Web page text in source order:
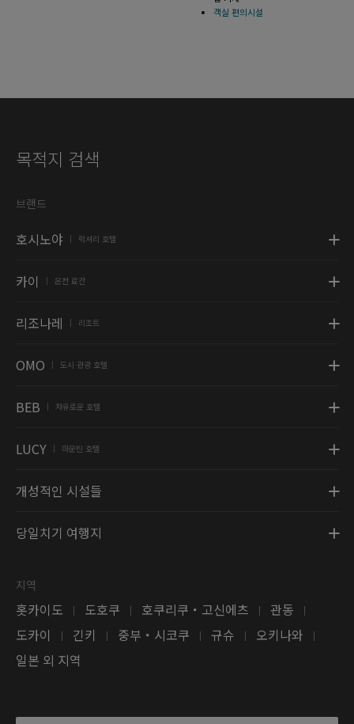
객실 편의시설
목적지 검색
브랜드
호시노야 럭셔리 호텔
카이 온천 료칸
리조나레 리조트
OMO 도시 관광 호텔
BEB 자유로운 호텔
LUCY 마운틴 호텔
개성적인 시설들
당일치기 여행지
지역
홋카이도 | 도호쿠 | 호쿠리쿠・고신에츠 | 관동 |
도카이 | 긴키 | 중부・시코쿠 | 규슈 | 오키나와 |
일본 외 지역